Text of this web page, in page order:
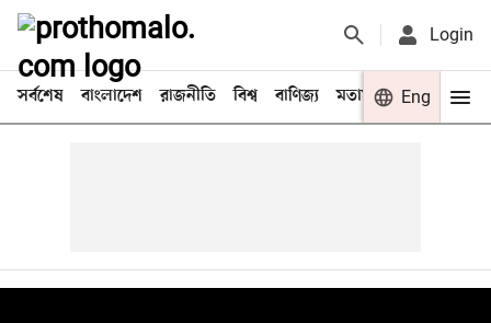
Login
সর্বশেষ বাংলাদেশ রাজনীতি বিশ্ব বাণিজ্য মতামত খেলা
Eng